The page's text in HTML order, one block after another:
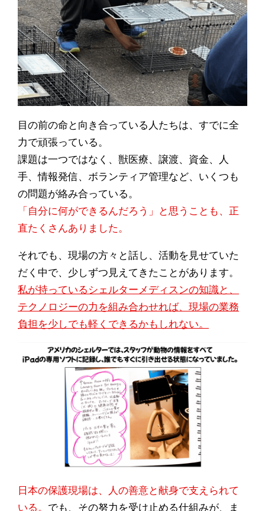
目の前の命と向き合っている人たちは、すでに全
力で頑張っている。
課題は一つではなく、獣医療、譲渡、資金、人
手、情報発信、ボランティア管理など、いくつも
の問題が絡み合っている。
「自分に何ができるんだろう」と思うことも、正
直たくさんありました。
それでも、現場の方々と話し、活動を見せていた
だく中で、少しずつ見えてきたことがあります。
私が持っているシェルターメディスンの知識と、
テクノロジーの力を組み合わせれば、現場の業務
負担を少しでも軽くできるかもしれない。
日本の保護現場は、人の善意と献身で支えられて
いる。 でも、その努力を受け止める仕組みが、ま